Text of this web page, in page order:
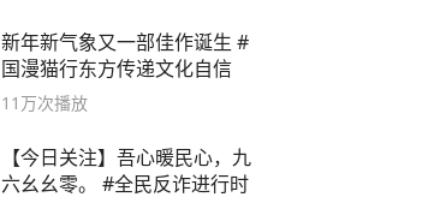
新年新气象又一部佳作诞生 #
国漫猫行东方传递文化自信
11万次播放
【今日关注】吾心暖民心，九
六幺幺零。 #全民反诈进行时